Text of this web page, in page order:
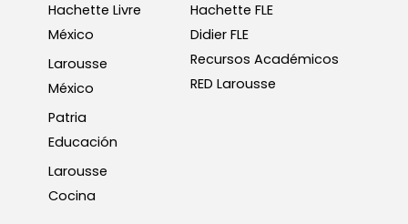
Hachette Livre
México
Larousse
México
Patria
Educación
Larousse
Cocina
Hachette FLE
Didier FLE
Recursos Académicos
RED Larousse